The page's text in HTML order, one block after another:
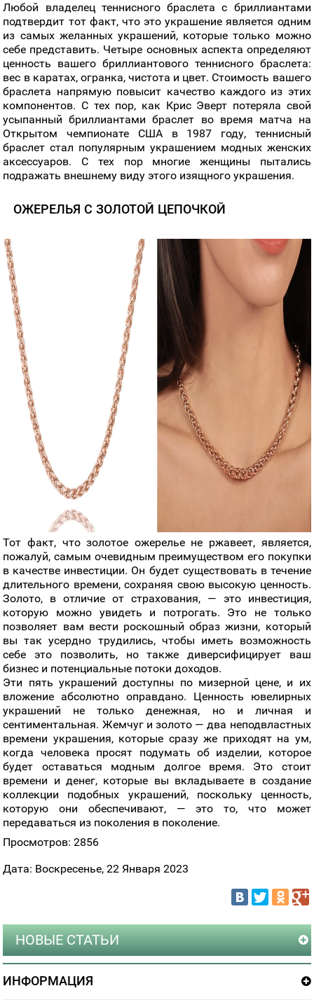
Любой владелец теннисного браслета с бриллиантами
подтвердит тот факт, что это украшение является одним
из самых желанных украшений, которые только можно
себе представить. Четыре основных аспекта определяют
ценность вашего бриллиантового теннисного браслета:
вес в каратах, огранка, чистота и цвет. Стоимость вашего
браслета напрямую повысит качество каждого из этих
компонентов. С тех пор, как Крис Эверт потеряла свой
усыпанный бриллиантами браслет во время матча на
Открытом чемпионате США в 1987 году, теннисный
браслет стал популярным украшением модных женских
аксессуаров. С тех пор многие женщины пытались
подражать внешнему виду этого изящного украшения.
ОЖЕРЕЛЬЯ С ЗОЛОТОЙ ЦЕПОЧКОЙ
Тот факт, что золотое ожерелье не ржавеет, является,
пожалуй, самым очевидным преимуществом его покупки
в качестве инвестиции. Он будет существовать в течение
длительного времени, сохраняя свою высокую ценность.
Золото, в отличие от страхования, — это инвестиция,
которую можно увидеть и потрогать. Это не только
позволяет вам вести роскошный образ жизни, который
вы так усердно трудились, чтобы иметь возможность
себе это позволить, но также диверсифицирует ваш
бизнес и потенциальные потоки доходов.
Эти пять украшений доступны по мизерной цене, и их
вложение абсолютно оправдано. Ценность ювелирных
украшений не только денежная, но и личная и
сентиментальная. Жемчуг и золото — два неподвластных
времени украшения, которые сразу же приходят на ум,
когда человека просят подумать об изделии, которое
будет оставаться модным долгое время. Это стоит
времени и денег, которые вы вкладываете в создание
коллекции подобных украшений, поскольку ценность,
которую они обеспечивают, — это то, что может
передаваться из поколения в поколение.
Просмотров: 2856
Дата: Воскресенье, 22 Января 2023
НОВЫЕ СТАТЬИ
ИНФОРМАЦИЯ